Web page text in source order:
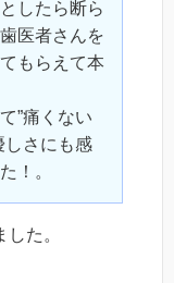
したら断ら
医者さんを
もらえて本
”痛くない
しさにも感
！。
た。